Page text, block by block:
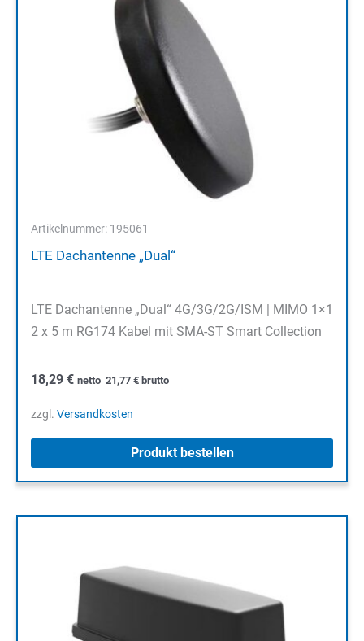
Artikelnummer: 195061
LTE Dachantenne „Dual“
LTE Dachantenne „Dual“ 4G/3G/2G/ISM | MIMO 1×1
2 x 5 m RG174 Kabel mit SMA-ST Smart Collection
18,29 € netto 21,77 € brutto
zzgl. Versandkosten
Produkt bestellen